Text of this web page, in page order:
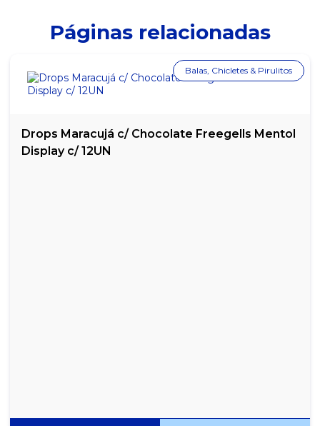
Páginas relacionadas
Drops Maracujá c/ Chocolate Freegells Mentol
Display c/ 12UN
Balas, Chicletes & Pirulitos